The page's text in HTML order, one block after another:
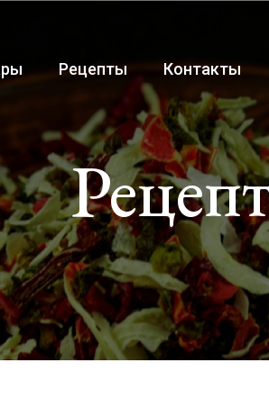
Рецепты Контакты